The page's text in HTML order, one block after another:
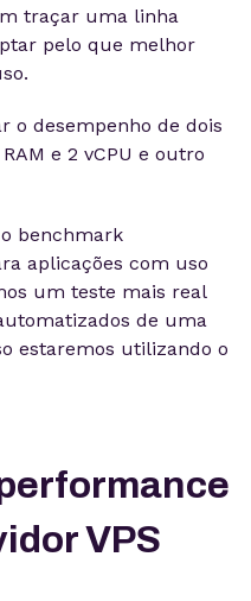
traçar uma linha
pelo que melhor
o desempenho de dois
e 2 vCPU e outro
benchmark
aplicações com uso
um teste mais real
de uma
estaremos utilizando o
VPS